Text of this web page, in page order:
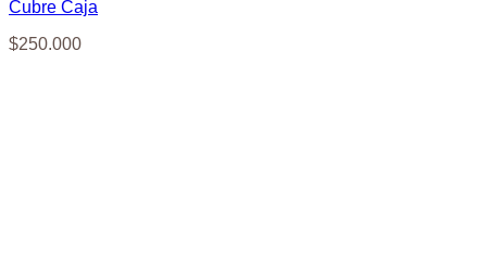
Cubre Caja
$250.000